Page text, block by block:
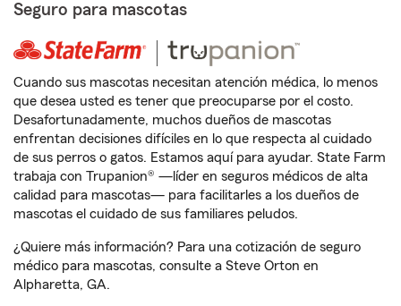
Seguro para mascotas
Cuando sus mascotas necesitan atención médica, lo menos
que desea usted es tener que preocuparse por el costo.
Desafortunadamente, muchos dueños de mascotas
enfrentan decisiones difíciles en lo que respecta al cuidado
de sus perros o gatos. Estamos aquí para ayudar. State Farm
trabaja con Trupanion® —líder en seguros médicos de alta
calidad para mascotas— para facilitarles a los dueños de
mascotas el cuidado de sus familiares peludos.
¿Quiere más información? Para una cotización de seguro
médico para mascotas, consulte a Steve Orton en
Alpharetta, GA.